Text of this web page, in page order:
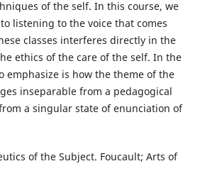
of the self. In this course, we
listening to the voice that comes
classes interferes directly in the
ethics of the care of the self. In the
emphasize is how the theme of the
inseparable from a pedagogical
a singular state of enunciation of
of the Subject. Foucault; Arts of